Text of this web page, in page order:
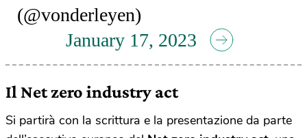
(@vonderleyen)
January 17, 2023
Il Net zero industry act
Si partirà con la scrittura e la presentazione da parte